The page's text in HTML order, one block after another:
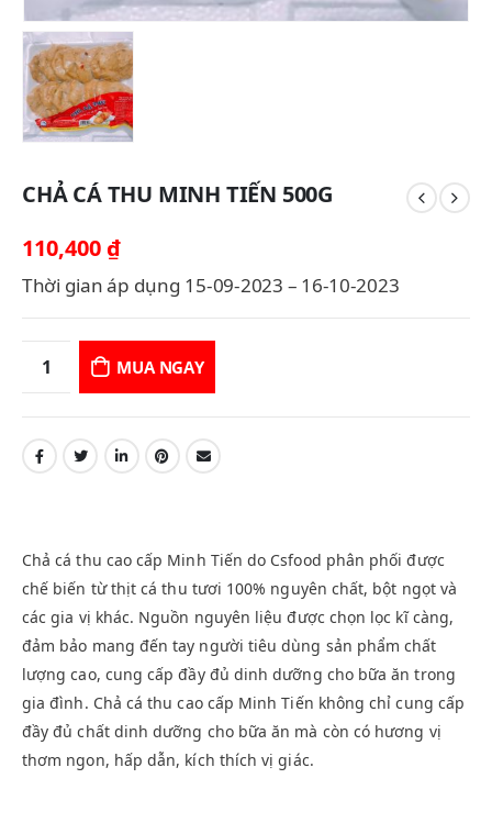
CHẢ CÁ THU MINH TIẾN 500G
110,400 ₫
Thời gian áp dụng 15-09-2023 – 16-10-2023
MUA NGAY
Chả cá thu cao cấp Minh Tiến do Csfood phân phối được
chế biến từ thịt cá thu tươi 100% nguyên chất, bột ngọt và
các gia vị khác. Nguồn nguyên liệu được chọn lọc kĩ càng,
đảm bảo mang đến tay người tiêu dùng sản phẩm chất
lượng cao, cung cấp đầy đủ dinh dưỡng cho bữa ăn trong
gia đình. Chả cá thu cao cấp Minh Tiến không chỉ cung cấp
đầy đủ chất dinh dưỡng cho bữa ăn mà còn có hương vị
thơm ngon, hấp dẫn, kích thích vị giác.